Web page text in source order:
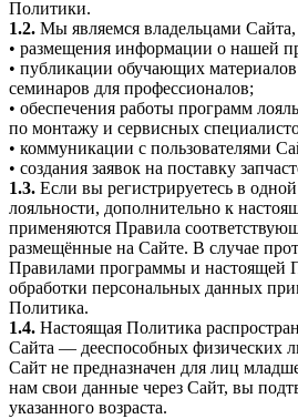
Политики.
1.2. Мы являемся владельцами Сайта,
• размещения информации о нашей
• публикации обучающих
семинаров для профессионалов;
• обеспечения работы программ
по монтажу и сервисных
• коммуникации с пользователями
• создания заявок на поставку
1.3. Если вы регистрируетесь в
лояльности, дополнительно к
применяются Правила
размещённые на Сайте. В случае
Правилами программы и настоящей
обработки персональных данных
Политика.
1.4. Настоящая Политика
Сайта — дееспособных физических
Сайт не предназначен для лиц
нам свои данные через Сайт, вы
указанного возраста.